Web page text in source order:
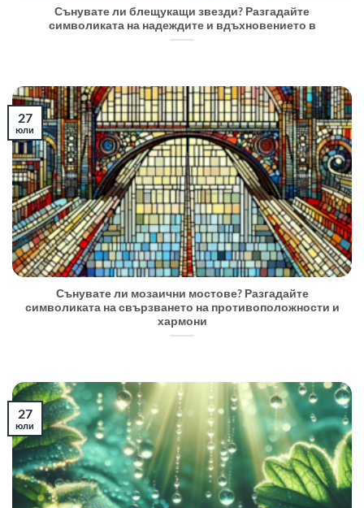
Сънувате ли блещукащи звезди? Разгадайте
символиката на надеждите и вдъхновението в
Сънувате ли мозаични мостове? Разгадайте
символиката на свързването на противоположности и
хармони
27
юли
27
юли